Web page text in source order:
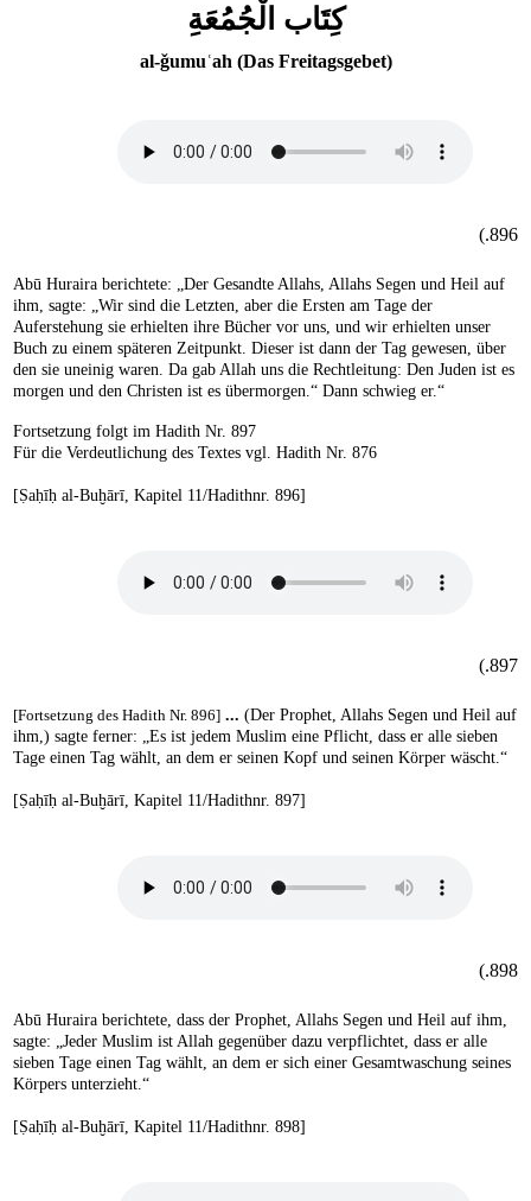
كِتَاب الْجُمُعَةِ
al-ǧumuʿah (Das Freitagsgebet)
896.)
Abū Huraira berichtete: „Der Gesandte Allahs, Allahs Segen und Heil auf
ihm, sagte: „Wir sind die Letzten, aber die Ersten am Tage der
Auferstehung sie erhielten ihre Bücher vor uns, und wir erhielten unser
Buch zu einem späteren Zeitpunkt. Dieser ist dann der Tag gewesen, über
den sie uneinig waren. Da gab Allah uns die Rechtleitung: Den Juden ist es
morgen und den Christen ist es übermorgen.“ Dann schwieg er.“
Fortsetzung folgt im Hadith Nr. 897
Für die Verdeutlichung des Textes vgl. Hadith Nr. 876
[Ṣaḥīḥ al-Buḫārī, Kapitel 11/Hadithnr. 896]
897.)
[Fortsetzung des Hadith Nr. 896] ... (Der Prophet, Allahs Segen und Heil auf
ihm,) sagte ferner: „Es ist jedem Muslim eine Pflicht, dass er alle sieben
Tage einen Tag wählt, an dem er seinen Kopf und seinen Körper wäscht.“
[Ṣaḥīḥ al-Buḫārī, Kapitel 11/Hadithnr. 897]
898.)
Abū Huraira berichtete, dass der Prophet, Allahs Segen und Heil auf ihm,
sagte: „Jeder Muslim ist Allah gegenüber dazu verpflichtet, dass er alle
sieben Tage einen Tag wählt, an dem er sich einer Gesamtwaschung seines
Körpers unterzieht.“
[Ṣaḥīḥ al-Buḫārī, Kapitel 11/Hadithnr. 898]